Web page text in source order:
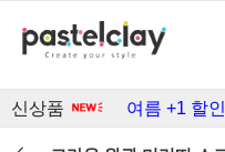
신상품 여름 +1 할인